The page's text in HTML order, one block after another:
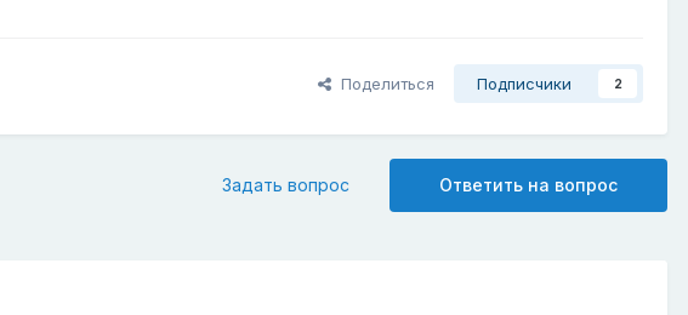
Поделиться Подписчики 2
Ответить на вопрос
Задать вопрос